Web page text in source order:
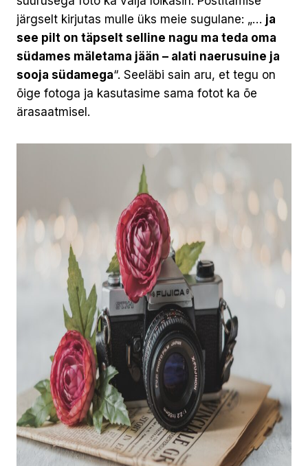
järgselt kirjutas mulle üks meie sugulane: „… ja
see pilt on täpselt selline nagu ma teda oma
südames mäletama jään – alati naerusuine ja
sooja südamega“. Seeläbi sain aru, et tegu on
õige fotoga ja kasutasime sama fotot ka õe
ärasaatmisel.